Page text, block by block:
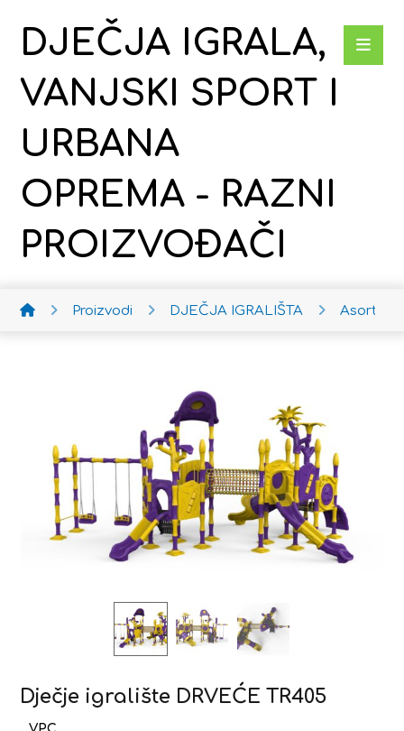
DJEČJA IGRALA,
VANJSKI SPORT I
URBANA
OPREMA - RAZNI
PROIZVOĐAČI
Proizvodi DJEČJA IGRALIŠTA
Dječje igralište DRVEĆE TR405